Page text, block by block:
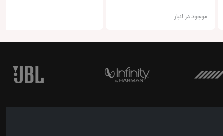
موجود در انبار